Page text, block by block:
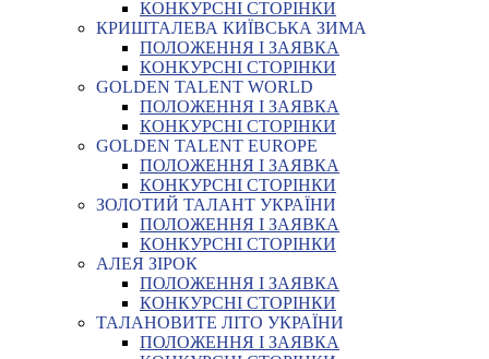
КОНКУРСНІ СТОРІНКИ
КРИШТАЛЕВА КИЇВСЬКА ЗИМА
ПОЛОЖЕННЯ І ЗАЯВКА
КОНКУРСНІ СТОРІНКИ
GOLDEN TALENT WORLD
ПОЛОЖЕННЯ І ЗАЯВКА
КОНКУРСНІ СТОРІНКИ
GOLDEN TALENT EUROPE
ПОЛОЖЕННЯ І ЗАЯВКА
КОНКУРСНІ СТОРІНКИ
ЗОЛОТИЙ ТАЛАНТ УКРАЇНИ
ПОЛОЖЕННЯ І ЗАЯВКА
КОНКУРСНІ СТОРІНКИ
АЛЕЯ ЗІРОК
ПОЛОЖЕННЯ І ЗАЯВКА
КОНКУРСНІ СТОРІНКИ
ТАЛАНОВИТЕ ЛІТО УКРАЇНИ
ПОЛОЖЕННЯ І ЗАЯВКА